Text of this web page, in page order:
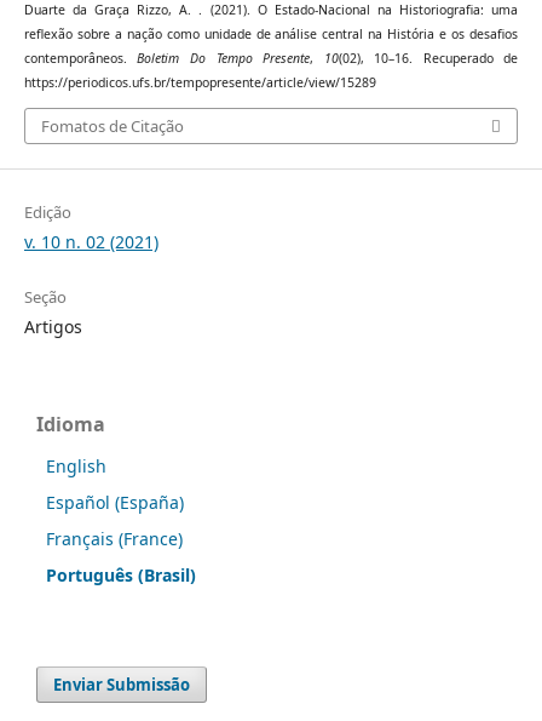
Duarte da Graça Rizzo, A. . (2021). O Estado-Nacional na Historiografia: uma
reflexão sobre a nação como unidade de análise central na História e os desafios
contemporâneos.Boletim Do Tempo Presente, 10(02), 10–16. Recuperado de
https://periodicos.ufs.br/tempopresente/article/view/15289
Fomatos de Citação
Edição
v. 10 n. 02 (2021)
Seção
Artigos
Idioma
English
Español (España)
Français (France)
Português (Brasil)
Enviar Submissão